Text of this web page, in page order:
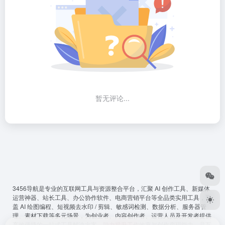
暂无评论...
3456导航是专业的互联网工具与资源整合平台，汇聚 AI 创作工具、新媒体
运营神器、站长工具、办公协作软件、电商营销平台等全品类实用工具，覆
盖 AI 绘图编程、短视频去水印 / 剪辑、敏感词检测、数据分析、服务器管
理、素材下载等多元场景，为创业者、内容创作者、运营人员及开发者提供